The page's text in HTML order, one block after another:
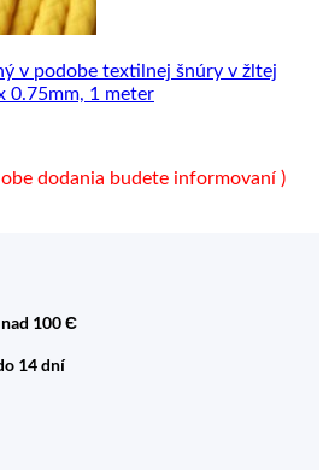
v podobe textilnej šnúry v žltej
0.75mm, 1 meter
dodania budete informovaní )
100 Є
14 dní